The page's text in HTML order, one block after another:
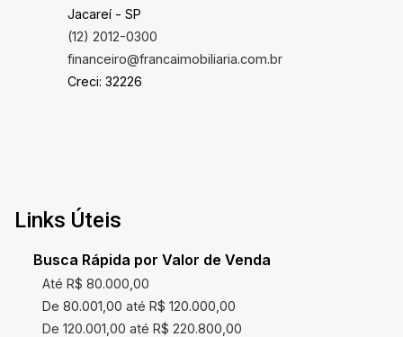
Jacareí - SP
(12) 2012-0300
financeiro@francaimobiliaria.com.br
Creci: 32226
Links Úteis
Busca Rápida por Valor de Venda
Até R$ 80.000,00
De 80.001,00 até R$ 120.000,00
De 120.001,00 até R$ 220.800,00